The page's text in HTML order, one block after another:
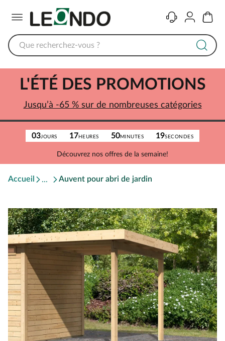
ContactComptePanier
03JOURS 17 HEURES 50MINUTES 19SECONDES
Découvrez nos offres de la semaine!
L'ÉTÉ DES PROMOTIONS
Jusqu’à -65 % sur de nombreuses catégories
Accueil Auvent pour abri de jardin